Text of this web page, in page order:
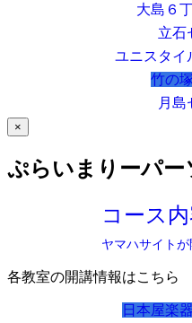
大島６
立石
ユニスタイ
竹の
月島
×
ぷらいまりーパー
コース
ヤマハサイト
各教室の開講情報はこちら
日本屋楽